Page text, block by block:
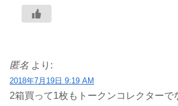
匿名 より:
2018年7月19日 9:19 AM
2箱買って1枚もトークンコレクターで